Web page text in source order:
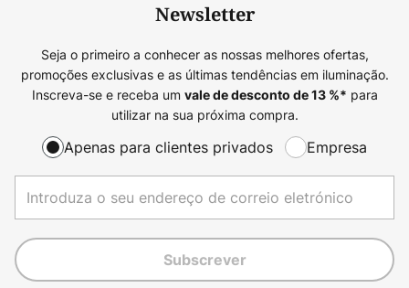
Newsletter
Seja o primeiro a conhecer as nossas melhores ofertas,
promoções exclusivas e as últimas tendências em iluminação.
Inscreva-se e receba um vale de desconto de13%* para
utilizar na sua próxima compra.
Apenas para clientes privados Empresa
Subscrever